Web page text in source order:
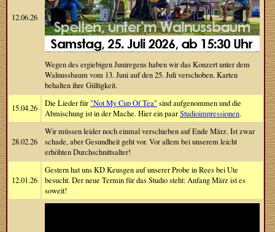
12.06.26
Wegen des ergiebigen Juniregens haben wir das Konzert unter dem
Walnussbaum vom 13. Juni auf den 25. Juli verschoben. Karten
behalten ihre Gültigkeit.
15.04.26 Die Lieder für "Not My Cup Of Tea" sind aufgenommen und die
Abmischung ist in der Mache. Hier ein paarStudioimpressionen.
28.02.26
Wir müssen leider noch einmal verschieben auf Ende März. Ist zwar
schade, aber Gesundheit geht vor. Vor allem bei unserem leicht
erhöhten Durchschnittsalter!
12.01.26
Gestern hat uns KD Keusgen auf unserer Probe in Rees bei Ute
besucht. Der neue Termin für das Studio steht: Anfang März ist es
soweit!